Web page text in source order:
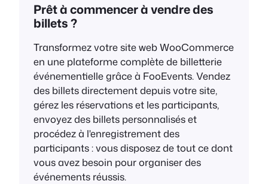
Prêt à commencer à vendre des
billets ?
Transformez votre site web WooCommerce
en une plateforme complète de billetterie
événementielle grâce à FooEvents. Vendez
des billets directement depuis votre site,
gérez les réservations et les participants,
envoyez des billets personnalisés et
procédez à l'enregistrement des
participants : vous disposez de tout ce dont
vous avez besoin pour organiser des
événements réussis.